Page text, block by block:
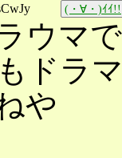
(・∀・)ｲｲ!!
ウマ
ドラ
や